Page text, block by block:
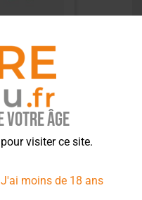
votre âge
visiter ce site.
J'ai moins de 18 ans